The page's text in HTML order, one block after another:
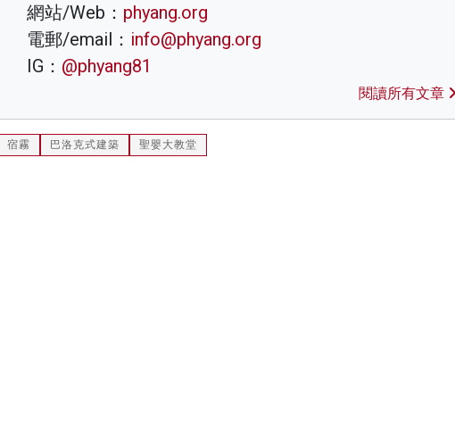
網站/Web： phyang.org
電郵/email： info@phyang.org
IG： @phyang81
閱讀所有文章
宿霧 巴洛克式建築 聖嬰大教堂